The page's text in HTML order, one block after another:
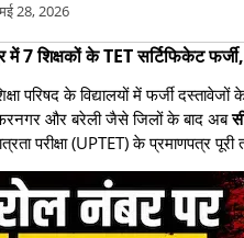
मई 28, 2026
में 7 शिक्षकों के TET सर्टिफिकेट
परिषद के विद्यालयों में फर्जी
और बरेली जैसे जिलों के बाद अब
परीक्षा (UPTET) के प्रमाणपत्र